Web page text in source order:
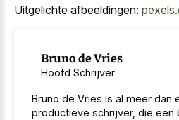
Uitgelichte afbeeldingen:
Bruno de Vries
Hoofd Schrijver
Bruno de Vries is al meer dan
productieve schrijver, die een